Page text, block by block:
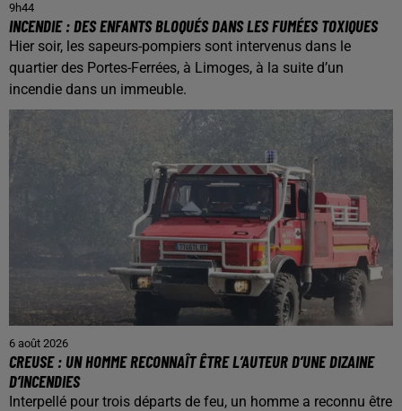
9h44
INCENDIE : DES ENFANTS BLOQUÉS DANS LES FUMÉES TOXIQUES
Hier soir, les sapeurs-pompiers sont intervenus dans le
quartier des Portes-Ferrées, à Limoges, à la suite d’un
incendie dans un immeuble.
6 août 2026
CREUSE : UN HOMME RECONNAÎT ÊTRE L’AUTEUR D’UNE DIZAINE
D’INCENDIES
Interpellé pour trois départs de feu, un homme a reconnu être